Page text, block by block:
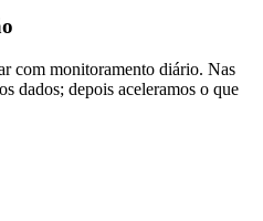
com monitoramento diário. Nas
dados; depois aceleramos o que